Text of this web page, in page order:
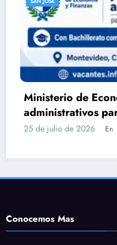
Ministerio de
administrativos
de Catastro con
25 de julio de 2026 En
Conocemos Mas